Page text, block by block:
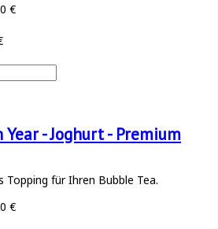
€
Year - Joghurt - Premium
Topping für Ihren Bubble Tea.
€